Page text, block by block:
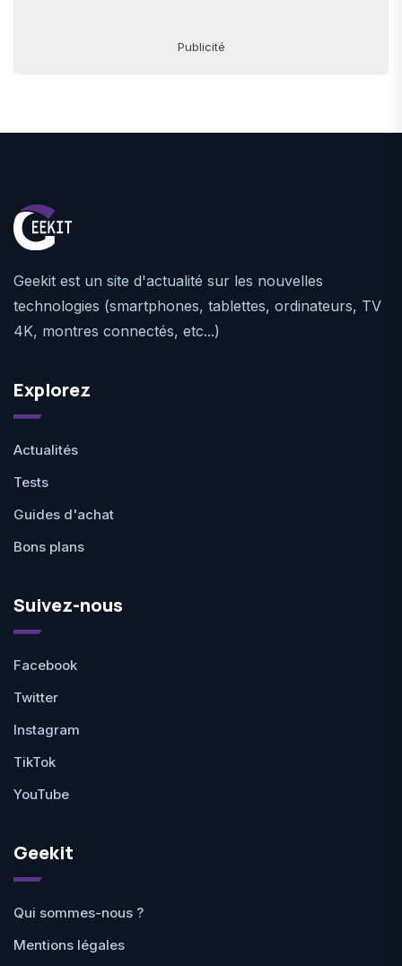
Publicité
Geekit est un site d'actualité sur les nouvelles
technologies (smartphones, tablettes, ordinateurs, TV
4K, montres connectés, etc...)
Explorez
Actualités
Tests
Guides d'achat
Bons plans
Suivez-nous
Facebook
Twitter
Instagram
TikTok
YouTube
Geekit
Qui sommes-nous ?
Mentions légales